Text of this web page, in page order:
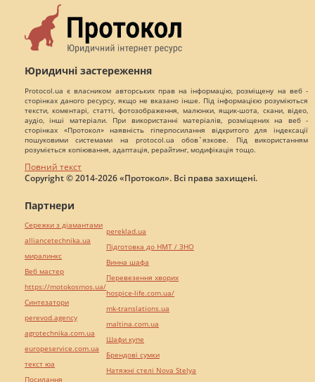
Юридичні застереження
Protocol.ua є власником авторських прав на інформацію, розміщену на веб -
сторінках даного ресурсу, якщо не вказано інше. Під інформацією розуміються
тексти, коментарі, статті, фотозображення, малюнки, ящик-шота, скани, відео,
аудіо, інші матеріали. При використанні матеріалів, розміщених на веб -
сторінках «Протокол» наявність гіперпосилання відкритого для індексації
пошуковими системами на protocol.ua обов`язкове. Під використанням
розуміється копіювання, адаптація, рерайтинг, модифікація тощо.
Повний текст
Copyright © 2014-2026 «Протокол». Всі права захищені.
Партнери
Сережки з діамантами
alliancetechnika.ua
миралинкс
Веб мастер
https://motokosmos.ua/
Синтезатори
perevod.agency
agrotechnika.com.ua
europeservice.com.ua
текст юа
Посилання
pereklad.ua
Підготовка до НМТ / ЗНО
Винна шафа
Перевезення хворих
hospice-life.com.ua/
mk-translations.ua
maltina.com.ua
Шафи купе
Брендові сумки
Натяжні стелі Nova Stelya